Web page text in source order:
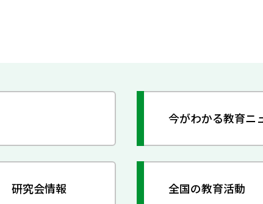
今がわかる教育ニ
研究会情報 全国の教育活動